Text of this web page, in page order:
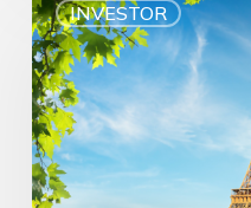
INVESTOR